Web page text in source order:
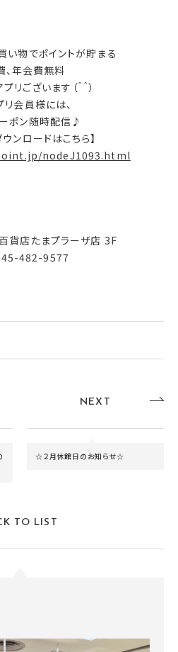
い物でポイントが貯まる
、年会費無料
リございます（＾＾）
リ会員様には、
ポン随時配信♪
ンロードはこちら】
nodeJ1093.html
貨店たまプラーザ店 3F
482-9577
NEXT
☆２月休館日のお知らせ☆
TO LIST